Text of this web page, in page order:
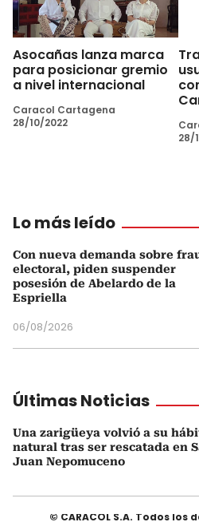
Asocañas lanza marca
para posicionar gremio
a nivel internacional
Caracol Cartagena
28/10/2022
28/
Lo más leído
Con nueva demanda sobre
electoral, piden suspender
posesión de Abelardo de la
Espriella
06/08/2026
Últimas Noticias
Una zarigüeya volvió a su
natural tras ser rescatada en
Juan Nepomuceno
© CARACOL S.A. Todos los